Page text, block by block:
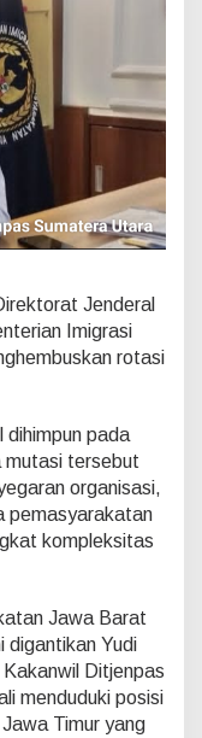
Jenderal
Imigrasi
rotasi
dihimpun pada
mutasi tersebut
organisasi,
pemasyarakatan
kompleksitas
Jawa Barat
digantikan Yudi
Ditjenpas
menduduki posisi
Timur yang